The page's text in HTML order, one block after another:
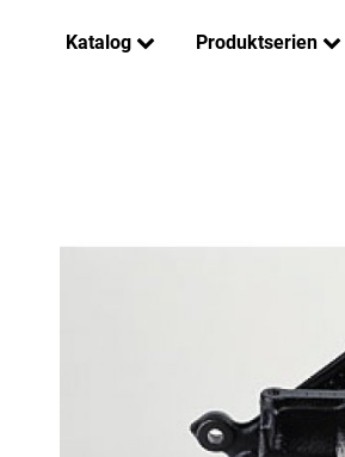
Katalog Produktserien